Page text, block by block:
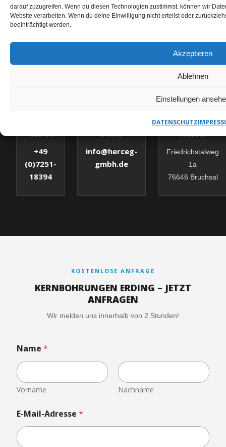
darauf zuzugreifen. Wenn du diesen Technologien zustimmst, können wir
Website verarbeiten. Wenn du deine Einwilligung nicht erteilst oder
beeinträchtigt werden.
Akzeptieren
Ablehnen
Einstellungen
DATENSCHUTZ
HERCEG GMBH – IHR
TELEFON
+49
(0)7251-
18394
E-MAIL
info@herceg-
gmbh.de
ADRESSE
Friedrichstalweg
1a
76646 Bruchsal
KOSTENLOSE ANFRAGE
KERNBOHRUNGEN ERDING – JETZT
ANFRAGEN
Wir melden uns innerhalb von 2 Stunden!
Name *
Vorname Nachname
E-Mail-Adresse *